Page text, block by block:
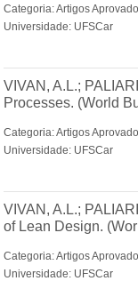
Categoria: Artigos
Universidade: UFSCar
VIVAN, A.L.;
Processes. (World
Categoria: Artigos
Universidade: UFSCar
VIVAN, A.L.;
of Lean Design.
Categoria: Artigos
Universidade: UFSCar